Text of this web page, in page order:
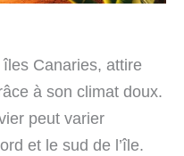
Canaries, attire
à son climat doux.
peut varier
et le sud de l’île.